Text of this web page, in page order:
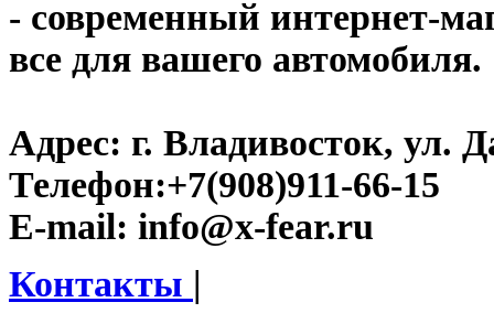
- современный интернет-
все для вашего автомобиля.
Адрес: г. Владивосток, ул.
Телефон:+7(908)911-66-15
E-mail: info@x-fear.ru
Контакты |